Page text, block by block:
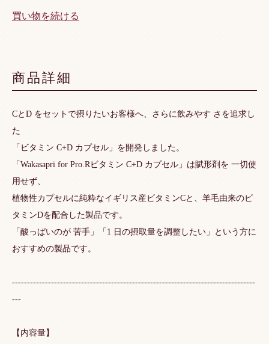
買い物を続ける
商品詳細
CとD をセットで摂りたいお客様へ、さらに飲みやす さを追求し
た
「ビタミン C+D カプセル」を開発しました。
「Wakasapri for Pro.Rビタミン C+D カプセル」は賦形剤を 一切使
用せず、
植物性カプセルに純粋なイギリス産ビタミンCと、羊毛由来のビ
タミンDを配合した製品です。
「酸っぱいのが 苦手」「1 日の摂取量を調整したい」という方に
おすすめの製品です。
---------------------------------------------------------------------------------
---
【内容量】